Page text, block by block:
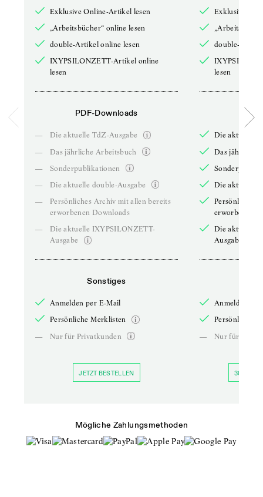
Exklusive Online-Artikel lesen
„Arbeitsbücher“ online lesen
double-Artikel online lesen
IXYPSILONZETT-Artikel online
lesen
PDF-Downloads
—
Die aktuelle TdZ-Ausgabe
—
Das jährliche Arbeitsbuch
—
Sonderpublikationen
—
Die aktuelle double-Ausgabe
—
Persönliches Archiv mit allen bereits
erworbenen Downloads
—
Die aktuelle IXYPSILONZETT-
Ausgabe
Sonstiges
Anmelden per E-Mail
Persönliche Merklisten
—
Nur für Privatkunden
JETZT BESTELLEN
Exklusive
double-
lesen
Die aktuelle
Das jährliche
Die aktuelle
Persönliches
erworbenen
Die aktuelle
Ausgabe
Anmelden
Persönliche
—
Nur für
30 TAGE
Mögliche Zahlungsmethoden